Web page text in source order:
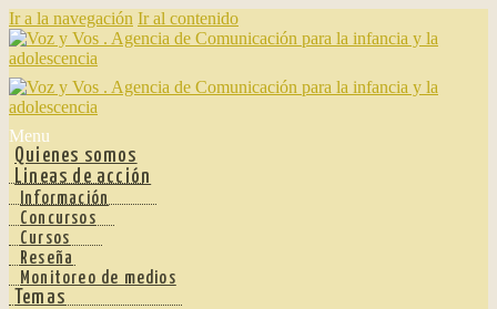
Ir a la navegación Ir al contenido
Menu
Quienes somos
Lineas de acción
Información
Concursos
Cursos
Reseña
Monitoreo de medios
Temas